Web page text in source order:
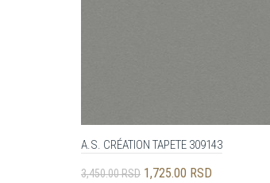
A.S. CRÉATION TAPETE 309143
3,450.00RSD Originalna
1,725.00 RSD